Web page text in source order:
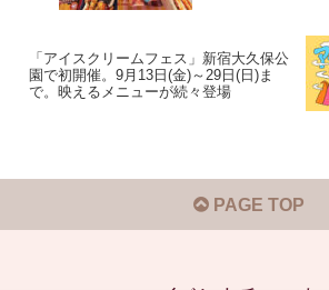
「アイスクリームフェス」新宿大久保公
園で初開催。9月13日(金)～29日(日)ま
で。映えるメニューが続々登場
PAGE TOP